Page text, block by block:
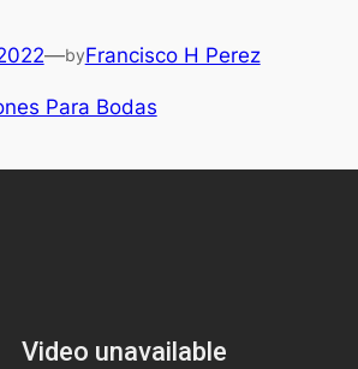
—byFrancisco H Perez
Para Bodas